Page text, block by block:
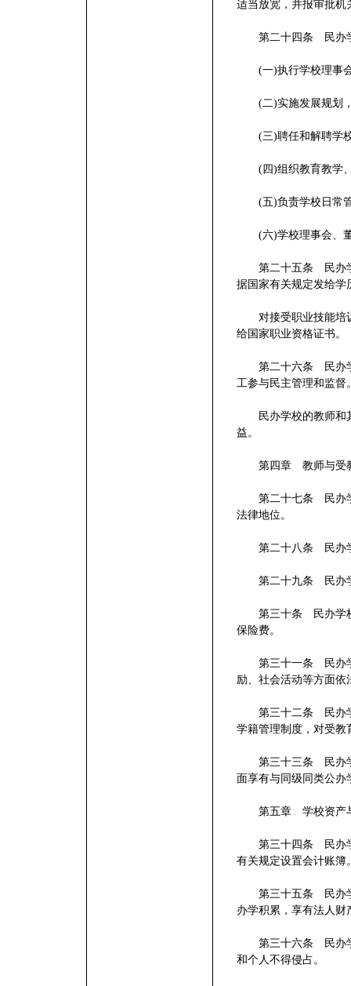
适当放宽，并报审批
第二十四条 民办学
(一)执行学校理事会
(二)实施发展规划，
(三)聘任和解聘学校
(四)组织教育教学、
(五)负责学校日常
(六)学校理事会、董
第二十五条 民办学
据国家有关规定发给
对接受职业技能培训
给国家职业资格证书。
第二十六条 民办学
工参与民主管理和监督
民办学校的教师和其
益。
第四章 教师与受
第二十七条 民办学
法律地位。
第二十八条 民办学
第二十九条 民办学
第三十条 民办学校
保险费。
第三十一条 民办学
励、社会活动等方面
第三十二条 民办学
学籍管理制度，对受
第三十三条 民办学
面享有与同级同类公
第五章 学校资产
第三十四条 民办学
有关规定设置会计账簿
第三十五条 民办学
办学积累，享有法人
第三十六条 民办学
和个人不得侵占。